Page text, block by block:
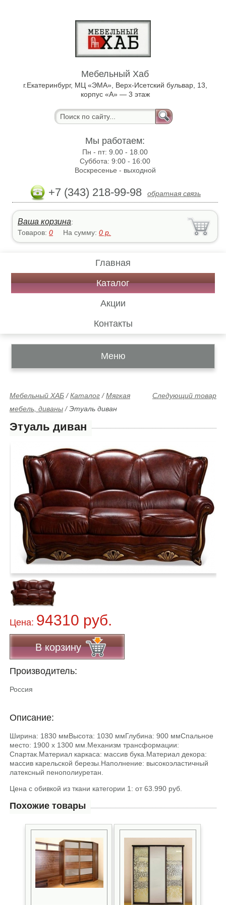
Мебельный Хаб
г.Екатеринбург, МЦ «ЭМА», Верх-Исетский бульвар, 13,
корпус «А» — 3 этаж
Мы работаем:
Пн - пт:9.00 - 18.00
Суббота:9:00 - 16:00
Воскресенье - выходной
+7 (343) 218-99-98 обратная связь
Ваша корзина:
Товаров:0 На сумму:0 р.
Главная
Каталог
Акции
Контакты
Меню
Следующий товар
Мебельный ХАБ /Каталог /Мягкая
мебель, диваны /Этуаль диван
Этуаль диван
Цена: 94310 руб.
В корзину
Производитель:
Россия
Описание:
Ширина: 1830 ммВысота: 1030 ммГлубина: 900 ммСпальное
место: 1900 х 1300 мм.Механизм трансформации:
Спартак.Материал каркаса: массив бука.Материал декора:
массив карельской березы.Наполнение: высокоэластичный
латексный пенополиуретан.
Цена с обивкой из ткани категории 1: от 63.990 руб.
Похожие товары